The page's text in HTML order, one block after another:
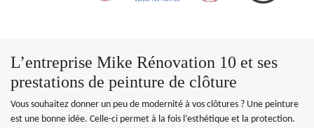
L’entreprise Mike Rénovation 10 et ses
prestations de peinture de clôture
Vous souhaitez donner un peu de modernité à vos clôtures ? Une peinture
est une bonne idée. Celle-ci permet à la fois l’esthétique et la protection.